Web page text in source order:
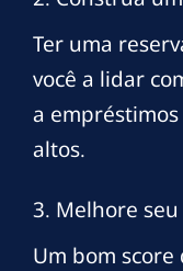
Ter uma
você a lidar
a
altos.
3. Melhore
Um bom